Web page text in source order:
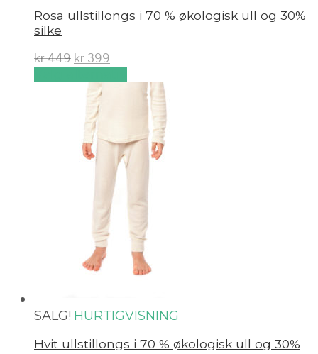
Rosa ullstillongs i 70 % økologisk ull og 30%
silke
kr449 kr 399
SALG! HURTIGVISNING
Hvit ullstillongs i 70 % økologisk ull og 30%